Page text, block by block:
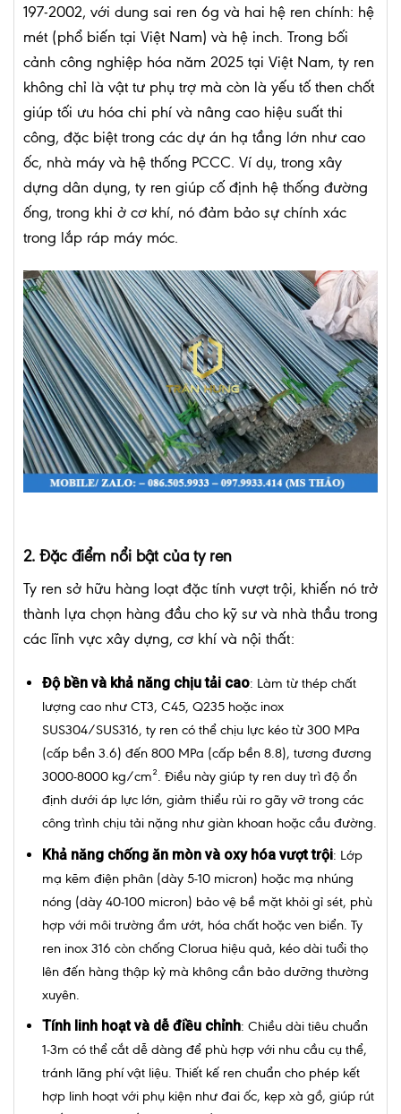
197-2002, với dung sai ren 6g và hai hệ ren chính: hệ
mét (phổ biến tại Việt Nam) và hệ inch. Trong bối
cảnh công nghiệp hóa năm 2025 tại Việt Nam, ty ren
không chỉ là vật tư phụ trợ mà còn là yếu tố then chốt
giúp tối ưu hóa chi phí và nâng cao hiệu suất thi
công, đặc biệt trong các dự án hạ tầng lớn như cao
ốc, nhà máy và hệ thống PCCC. Ví dụ, trong xây
dựng dân dụng, ty ren giúp cố định hệ thống đường
ống, trong khi ở cơ khí, nó đảm bảo sự chính xác
trong lắp ráp máy móc.
2. Đặc điểm nổi bật của ty ren
Ty ren sở hữu hàng loạt đặc tính vượt trội, khiến nó trở
thành lựa chọn hàng đầu cho kỹ sư và nhà thầu trong
các lĩnh vực xây dựng, cơ khí và nội thất:
Độ bền và khả năng chịu tải cao: Làm từ thép chất
lượng cao như CT3, C45, Q235 hoặc inox
SUS304/SUS316, ty ren có thể chịu lực kéo từ 300 MPa
(cấp bền 3.6) đến 800 MPa (cấp bền 8.8), tương đương
3000-8000 kg/cm². Điều này giúp ty ren duy trì độ ổn
định dưới áp lực lớn, giảm thiểu rủi ro gãy vỡ trong các
công trình chịu tải nặng như giàn khoan hoặc cầu đường.
Khả năng chống ăn mòn và oxy hóa vượt trội: Lớp
mạ kẽm điện phân (dày 5-10 micron) hoặc mạ nhúng
nóng (dày 40-100 micron) bảo vệ bề mặt khỏi gỉ sét, phù
hợp với môi trường ẩm ướt, hóa chất hoặc ven biển. Ty
ren inox 316 còn chống Clorua hiệu quả, kéo dài tuổi thọ
lên đến hàng thập kỷ mà không cần bảo dưỡng thường
xuyên.
Tính linh hoạt và dễ điều chỉnh: Chiều dài tiêu chuẩn
1-3m có thể cắt dễ dàng để phù hợp với nhu cầu cụ thể,
tránh lãng phí vật liệu. Thiết kế ren chuẩn cho phép kết
hợp linh hoạt với phụ kiện như đai ốc, kẹp xà gồ, giúp rút